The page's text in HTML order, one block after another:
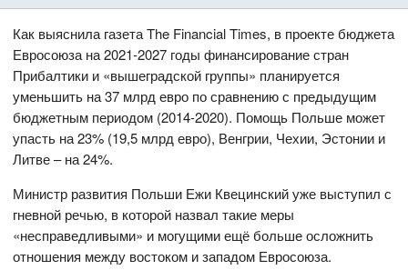
Как выяснила газета The Financial Times, в проекте бюджета
Евросоюза на 2021-2027 годы финансирование стран
Прибалтики и «вышеградской группы» планируется
уменьшить на 37 млрд евро по сравнению с предыдущим
бюджетным периодом (2014-2020). Помощь Польше может
упасть на 23% (19,5 млрд евро), Венгрии, Чехии, Эстонии и
Литве – на 24%.
Министр развития Польши Ежи Квецинский уже выступил с
гневной речью, в которой назвал такие меры
«несправедливыми» и могущими ещё больше осложнить
отношения между востоком и западом Евросоюза.